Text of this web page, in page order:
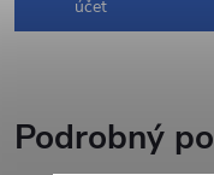
účet
Podrobný